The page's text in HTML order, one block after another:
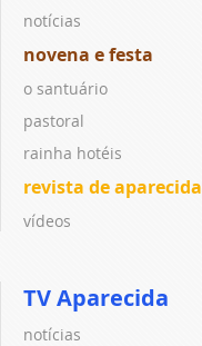
notícias
novena e festa
o santuário
pastoral
rainha hotéis
revista de aparecida
vídeos
TV Aparecida
notícias